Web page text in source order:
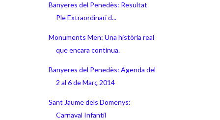
Banyeres del Penedès: Resultat
Ple Extraordinari d...
Monuments Men: Una història real
que encara continua.
Banyeres del Penedès: Agenda del
2 al 6 de Març 2014
Sant Jaume dels Domenys:
Carnaval Infantil